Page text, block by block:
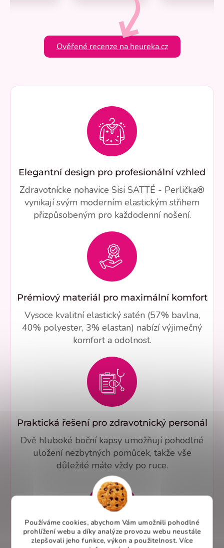
Používáme cookies, abychom Vám umožnili pohodlné
prohlížení webu a díky analýze provozu webu neustále
zlepšovali jeho funkce, výkon a použitelnost. Více
Ověřené recenze na heureka.cz
Elegantní design pro profesionální vzhled
Zdravotnícke nohavice Sisi SATTÉ - Perlička®
vynikají svým moderním elastickým střihem
přizpůsobeným pro každodenní nošení.
Prémiový materiál pro maximální komfort
Vysoce kvalitní elastický satén (57% bavlna,
40% polyester, 3% elastan) nabízí výjimečný
komfort a odolnost.
Praktická řešení pro zdravotnický personál
Dvě hluboké boční kapsy umožňují pohodlné
uložení nezbytných pomůcek, takže vše
důležité máte vždy po ruce.